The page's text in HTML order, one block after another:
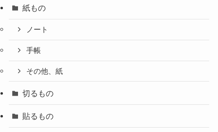
紙もの
ノート
手帳
その他、紙
切るもの
貼るもの